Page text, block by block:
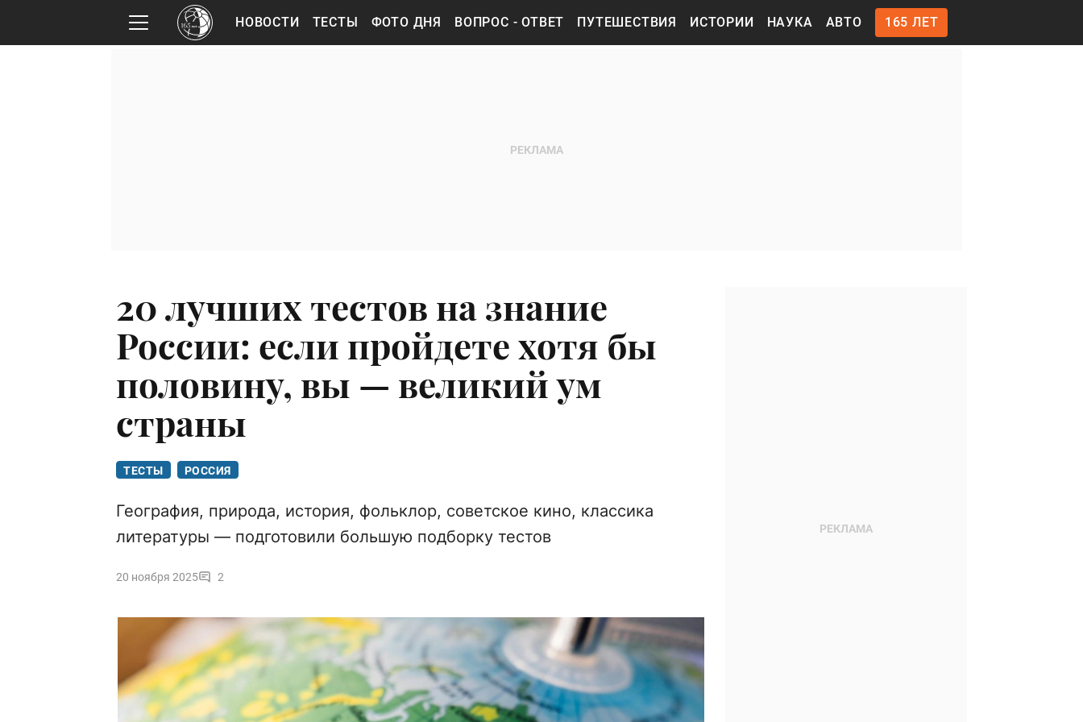
НОВОСТИ ТЕСТЫ ФОТО ДНЯ ВОПРОС - ОТВЕТ ПУТЕШЕСТВИЯ ИСТОРИИ НАУКА АВТО 165 ЛЕТ
20 лучших тестов на знание
России: если пройдете хотя бы
половину, вы — великий ум
страны
ТЕСТЫ РОССИЯ
География, природа, история, фольклор, советское кино, классика
литературы — подготовили большую подборку тестов
20 ноября 2025 2